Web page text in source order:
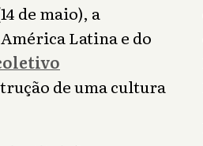
de maio), a
Latina e do
de uma cultura